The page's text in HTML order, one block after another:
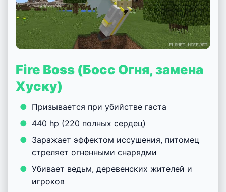
Fire Boss (Босс Огня, замена
Хуску)
Призывается при убийстве гаста
440 hp (220 полных сердец)
Заражает эффектом иссушения, питомец
стреляет огненными снарядми
Убивает ведьм, деревенских жителей и
игроков